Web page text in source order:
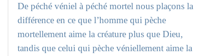
De péché véniel à péché mortel nous plaçons la
différence en ce que l’homme qui pèche
mortellement aime la créature plus que Dieu,
tandis que celui qui pèche véniellement aime la